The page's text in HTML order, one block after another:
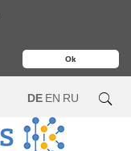
Ok
DE EN RU